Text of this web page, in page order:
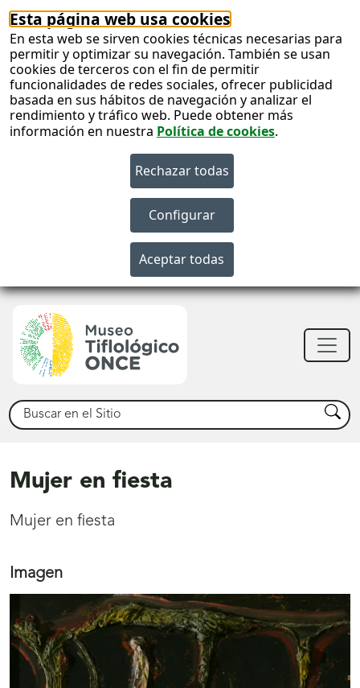
Esta página web usa cookies
En esta web se sirven cookies técnicas necesarias para
permitir y optimizar su navegación. También se usan
cookies de terceros con el fin de permitir
funcionalidades de redes sociales, ofrecer publicidad
basada en sus hábitos de navegación y analizar el
rendimiento y tráfico web. Puede obtener más
información en nuestra Política de cookies.
Buscar Buscar
Mujer en fiesta
Mujer en fiesta
Imagen